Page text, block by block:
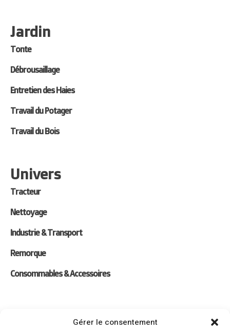
Gérer le consentement
Jardin
Tonte
Débrousaillage
Entretien des Haies
Travail du Potager
Travail du Bois
Univers
Tracteur
Nettoyage
Industrie & Transport
Remorque
Consommables & Accessoires